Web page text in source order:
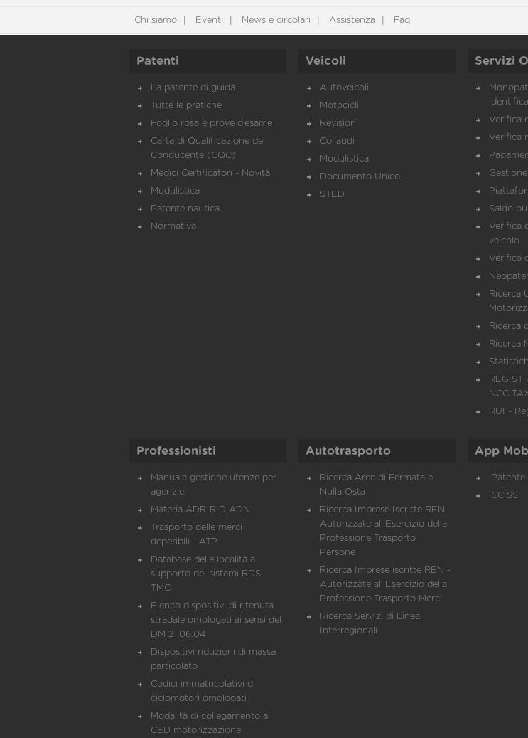
Chi siamo Eventi News e circolari Assistenza Faq
Patenti
La patente di guida
Tutte le pratiche
Foglio rosa e prove d’esame
Carta di Qualificazione del
Conducente (CQC)
Medici Certificatori - Novità
Modulistica
Patente nautica
Normativa
Veicoli
Autoveicoli
Motocicli
Revisioni
Collaudi
Modulistica
Documento Unico
STED
Servizi
Verifica
Verifica
Saldo
Verifica
veicolo
Verifica
Ricerca
Ricerca
Ricerca
NCC
RUI -
Professionisti
Manuale gestione utenze per
agenzie
Materia ADR-RID-ADN
Trasporto delle merci
deperibili - ATP
Database delle località a
supporto dei sistemi RDS
TMC
Elenco dispositivi di ritenuta
stradale omologati ai sensi del
DM 21.06.04
Dispositivi riduzioni di massa
particolato
Codici immatricolativi di
ciclomotori omologati
Modalità di collegamento al
CED motorizzazione
Autotrasporto
Ricerca Aree di Fermata e
Nulla Osta
Ricerca Imprese Iscritte REN -
Autorizzate all'Esercizio della
Professione Trasporto
Persone
Ricerca Imprese iscritte REN -
Autorizzate all'Esercizio della
Professione Trasporto Merci
Ricerca Servizi di Linea
Interregionali
App
iPatente
iCCISS